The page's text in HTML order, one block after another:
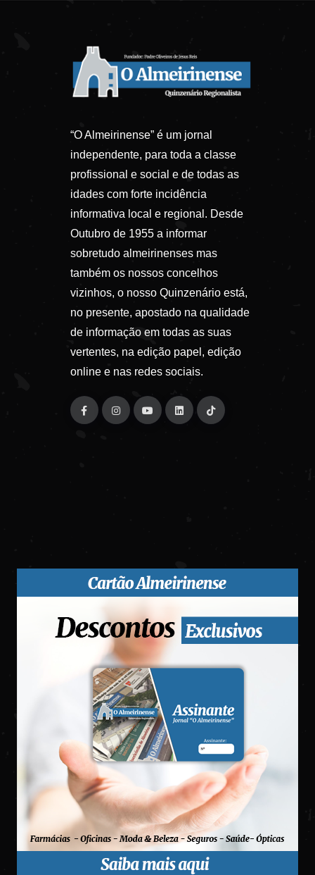
“O Almeirinense” é um jornal
independente, para toda a classe
profissional e social e de todas as
idades com forte incidência
informativa local e regional. Desde
Outubro de 1955 a informar
sobretudo almeirinenses mas
também os nossos concelhos
vizinhos, o nosso Quinzenário está,
no presente, apostado na qualidade
de informação em todas as suas
vertentes, na edição papel, edição
online e nas redes sociais.